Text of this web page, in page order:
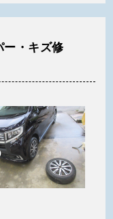
・キズ修